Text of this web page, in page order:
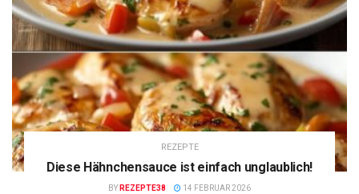
REZEPTE
Diese Hähnchensauce ist einfach unglaublich!
BY REZEPTE38 14 FEBRUAR 2026